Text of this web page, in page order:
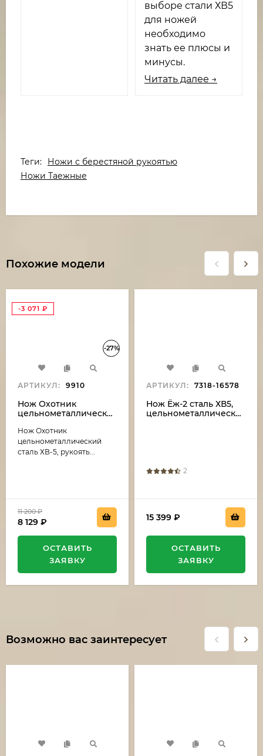
выборе стали ХВ5
для ножей
необходимо
знать ее плюсы и
минусы.
Читать далее →
Теги:
Ножи с берестяной рукоятью
Ножи Таежные
Похожие модели
-27%
-3 071 ₽
АРТИКУЛ: 9910
Нож Охотник
цельнометаллический
накладки зебрано
(распродажа)
Нож Охотник
цельнометаллический
сталь ХВ-5, рукоять...
11 200₽
8 129 ₽
ОСТАВИТЬ
ЗАЯВКУ
АРТИКУЛ: 7318-16578
Нож Ёж-2 сталь ХВ5,
цельнометаллический,
2
15 399 ₽
ОСТАВИТЬ
ЗАЯВКУ
Возможно вас заинтересует